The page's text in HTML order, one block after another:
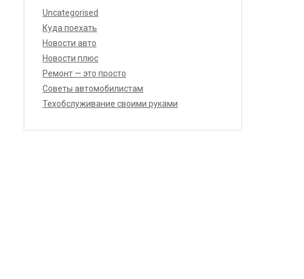
Uncategorised
Куда поехать
Новости авто
Новости плюс
Ремонт — это просто
Советы автомобилистам
Техобслуживание своими руками